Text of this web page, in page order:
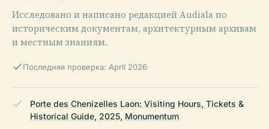
Исследовано и написано редакцией Audiala по
историческим документам, архитектурным архивам
и местным знаниям.
Последняя проверка: April 2026
Porte des Chenizelles Laon: Visiting Hours, Tickets &
Historical Guide, 2025, Monumentum